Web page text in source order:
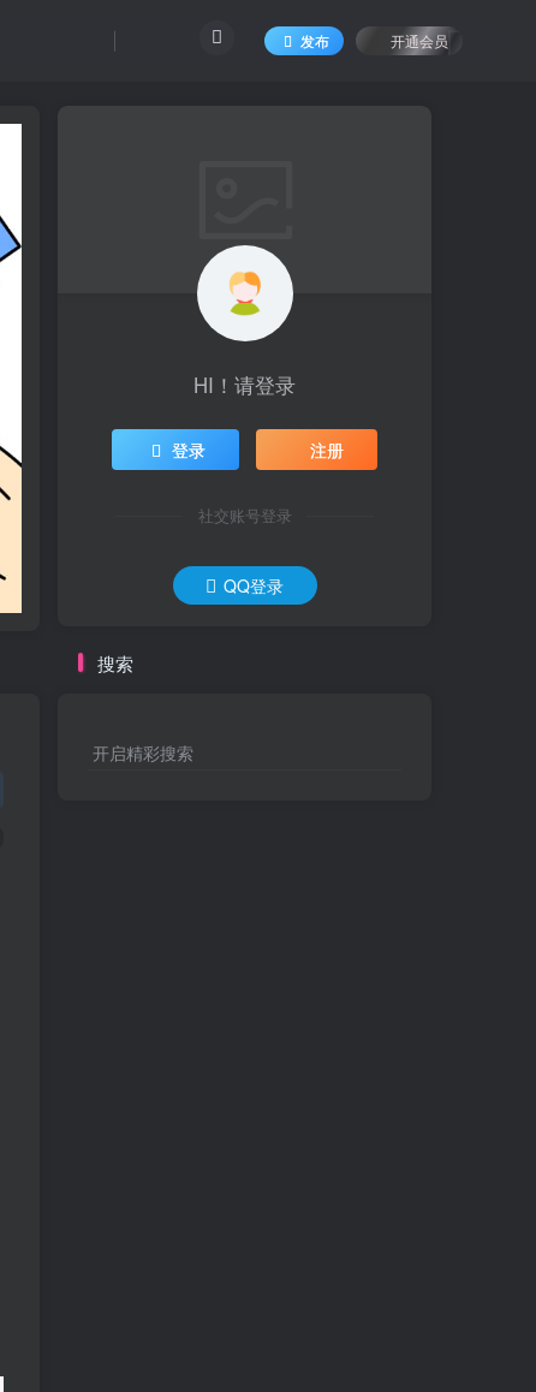
发布 开通会员
HI！请登录
登录 注册
社交账号登录
QQ登录
搜索
开启精彩搜索